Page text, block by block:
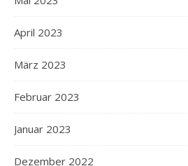
April 2023
März 2023
Februar 2023
Januar 2023
Dezember 2022